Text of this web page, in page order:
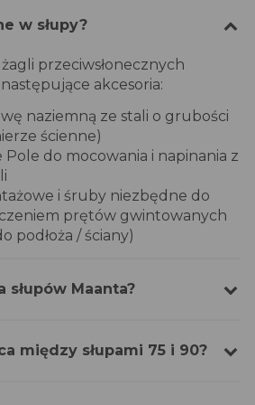
w słupy?
przeciwsłonecznych
akcesoria:
naziemną ze stali o grubości
ścienne)
Pole do mocowania i napinania z
i śruby niezbędne do
prętów gwintowanych
podłoża / ściany)
słupów Maanta?
między słupami 75 i 90?